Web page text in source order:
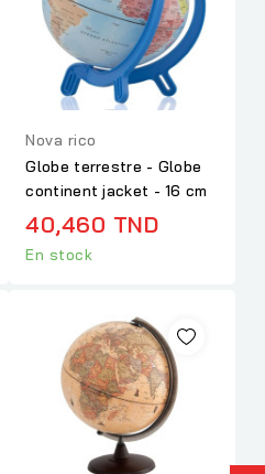
Nova rico
Globe terrestre - Globe
continent jacket - 16 cm
40,460 TND
En stock